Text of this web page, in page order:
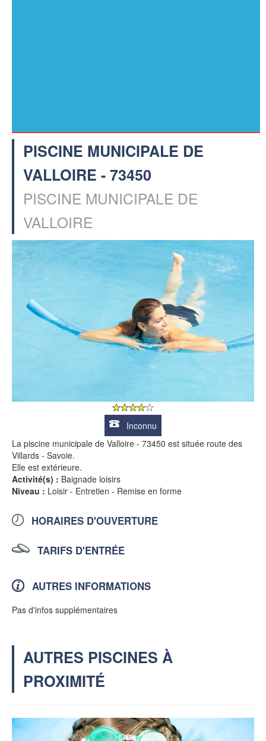
PISCINE MUNICIPALE DE
VALLOIRE - 73450
PISCINE MUNICIPALE DE
VALLOIRE
Inconnu
La piscine municipale de Valloire - 73450 est située route des
Villards - Savoie.
Elle est extérieure.
Activité(s) : Baignade loisirs
Niveau : Loisir - Entretien - Remise en forme
HORAIRES D'OUVERTURE
TARIFS D'ENTRÉE
AUTRES INFORMATIONS
Pas d'infos supplémentaires
AUTRES PISCINES À
PROXIMITÉ